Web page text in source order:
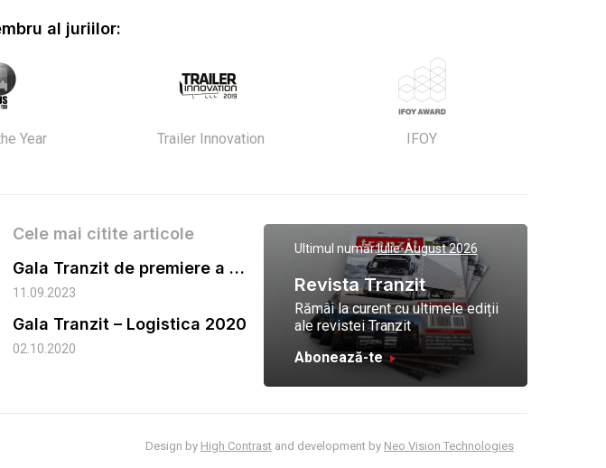
al juriilor:
Year Trailer Innovation IFOY
Cele mai citite articole
Gala Tranzit de premiere a celor mai eficienti operatori de transport marfa 2023
11.09.2023
Gala Tranzit – Logistica 2020
02.10.2020
Ultimul număr:Iulie-August 2026
Revista Tranzit
Rămâi la curent cu ultimele ediții
ale revistei Tranzit
Abonează-te
Design by High Contrast and development by Neo Vision Technologies